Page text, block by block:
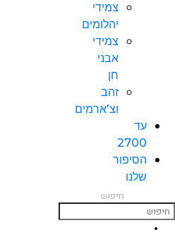
צמידי
יהלומים
צמידי
אבני
חן
זהב
וצ’ארמים
עד
2700
הסיפור
שלנו
חיפוש